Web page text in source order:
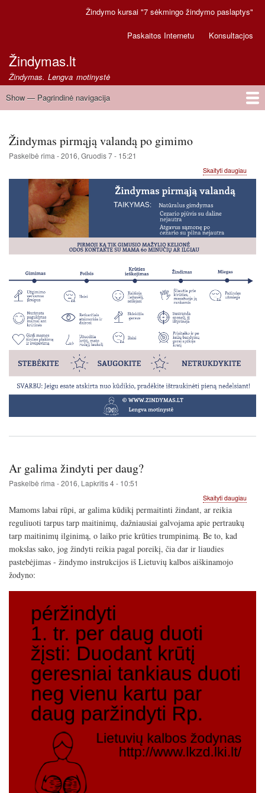
Pereiti
pagrindinį
Žindymo kursai "7 sėkmingo žindymo paslaptys"
Paskaitos Internetu Konsultacjos
Žindymas.lt
Žindymas. Lengva motinystė
Pagrindinė
Show — Pagrindinė navigacija
Žindymas pirmąją valandą po gimimo
Paskelbė rima -2016, Gruodis 7 - 15:21
Skaityti daugiauapie
Ar galima žindyti per daug?
Paskelbė rima -2016, Lapkritis 4 - 10:51
Skaityti daugiauapie
Mamoms labai rūpi, ar galima kūdikį permaitinti žindant, ar reikia
reguliuoti tarpus tarp maitinimų, dažniausiai galvojama apie pertraukų
tarp maitinimų ilginimą, o laiko prie krūties trumpinimą. Be to, kad
mokslas sako, jog žindyti reikia pagal poreikį, čia dar ir liaudies
pastebėjimas - žindymo instrukcijos iš Lietuvių kalbos aiškinamojo
žodyno: